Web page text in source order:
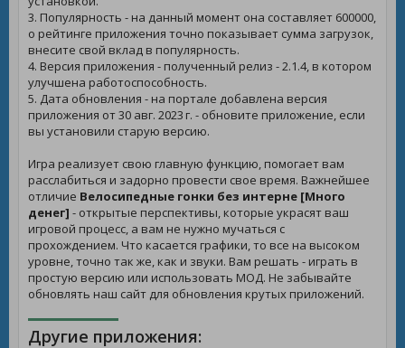
3. Популярность - на данный момент она составляет 600000,
о рейтинге приложения точно показывает сумма загрузок,
внесите свой вклад в популярность.
4. Версия приложения - полученный релиз - 2.1.4, в котором
улучшена работоспособность.
5. Дата обновления - на портале добавлена версия
приложения от 30 авг. 2023 г. - обновите приложение, если
вы установили старую версию.
Игра реализует свою главную функцию, помогает вам
расслабиться и задорно провести свое время. Важнейшее
отличие Велосипедные гонки без интерне [Много
денег] - открытые перспективы, которые украсят ваш
игровой процесс, а вам не нужно мучаться с
прохождением. Что касается графики, то все на высоком
уровне, точно так же, как и звуки. Вам решать - играть в
простую версию или использовать МОД. Не забывайте
обновлять наш сайт для обновления крутых приложений.
Другие приложения: